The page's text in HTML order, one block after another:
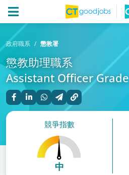
政府職系 懲教署
懲教助理職系
Assistant Officer Grade
競爭指數
中